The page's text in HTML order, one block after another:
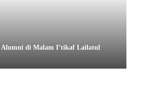
Alumni di Malam I’tikaf Lailatul